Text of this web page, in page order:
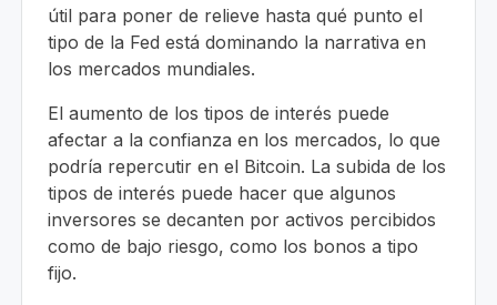
útil para poner de relieve hasta qué punto el
tipo de la Fed está dominando la narrativa en
los mercados mundiales.
El aumento de los tipos de interés puede
afectar a la confianza en los mercados, lo que
podría repercutir en el Bitcoin. La subida de los
tipos de interés puede hacer que algunos
inversores se decanten por activos percibidos
como de bajo riesgo, como los bonos a tipo
fijo.